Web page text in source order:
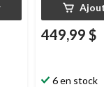
449,99 $
6 en stock